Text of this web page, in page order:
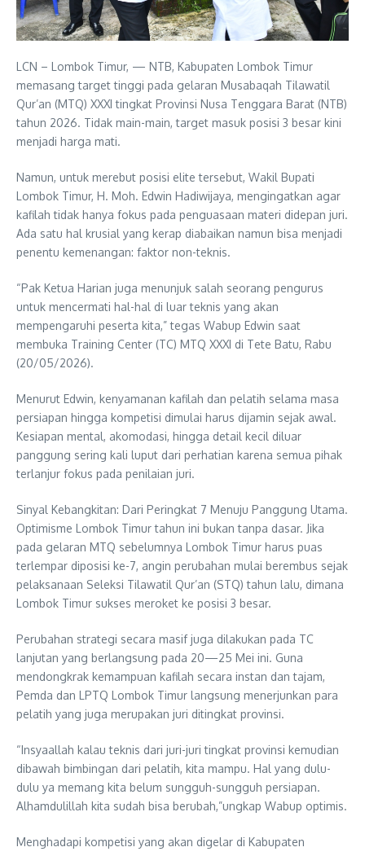
LCN – Lombok Timur, — NTB, Kabupaten Lombok Timur
memasang target tinggi pada gelaran Musabaqah Tilawatil
Qur’an (MTQ) XXXI tingkat Provinsi Nusa Tenggara Barat (NTB)
tahun 2026. Tidak main-main, target masuk posisi 3 besar kini
menjadi harga mati.
Namun, untuk merebut posisi elite tersebut, Wakil Bupati
Lombok Timur, H. Moh. Edwin Hadiwijaya, mengingatkan agar
kafilah tidak hanya fokus pada penguasaan materi didepan juri.
Ada satu hal krusial yang kerap diabaikan namun bisa menjadi
penentu kemenangan: faktor non-teknis.
“Pak Ketua Harian juga menunjuk salah seorang pengurus
untuk mencermati hal-hal di luar teknis yang akan
mempengaruhi peserta kita,” tegas Wabup Edwin saat
membuka Training Center (TC) MTQ XXXI di Tete Batu, Rabu
(20/05/2026).
Menurut Edwin, kenyamanan kafilah dan pelatih selama masa
persiapan hingga kompetisi dimulai harus dijamin sejak awal.
Kesiapan mental, akomodasi, hingga detail kecil diluar
panggung sering kali luput dari perhatian karena semua pihak
terlanjur fokus pada penilaian juri.
Sinyal Kebangkitan: Dari Peringkat 7 Menuju Panggung Utama.
Optimisme Lombok Timur tahun ini bukan tanpa dasar. Jika
pada gelaran MTQ sebelumnya Lombok Timur harus puas
terlempar diposisi ke-7, angin perubahan mulai berembus sejak
pelaksanaan Seleksi Tilawatil Qur’an (STQ) tahun lalu, dimana
Lombok Timur sukses meroket ke posisi 3 besar.
Perubahan strategi secara masif juga dilakukan pada TC
lanjutan yang berlangsung pada 20—25 Mei ini. Guna
mendongkrak kemampuan kafilah secara instan dan tajam,
Pemda dan LPTQ Lombok Timur langsung menerjunkan para
pelatih yang juga merupakan juri ditingkat provinsi.
“Insyaallah kalau teknis dari juri-juri tingkat provinsi kemudian
dibawah bimbingan dari pelatih, kita mampu. Hal yang dulu-
dulu ya memang kita belum sungguh-sungguh persiapan.
Alhamdulillah kita sudah bisa berubah,”ungkap Wabup optimis.
Menghadapi kompetisi yang akan digelar di Kabupaten